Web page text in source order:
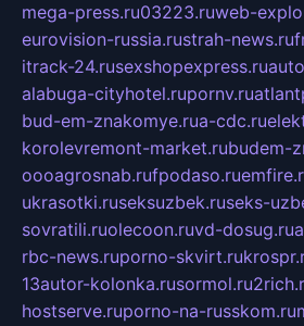
mega-press.ru03223.ruweb-
eurovision-russia.rustrah-news.ru
itrack-24.rusexshopexpress.ru
alabuga-cityhotel.rupornv.ru
bud-em-znakomye.rua-cdc.ru
korolevremont-market.rubudem-
oooagrosnab.rufpodaso.ru
ukrasotki.ruseksuzbek.ruseks-
sovratili.ruolecoon.ruvd-dosug.ru
rbc-news.ruporno-skvirt.ru
13autor-kolonka.rusormol.ru
hostserve.ruporno-na-russkom.ru